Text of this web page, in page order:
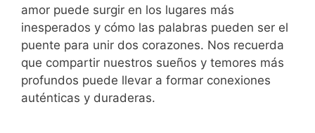
amor puede surgir en los lugares más
inesperados y cómo las palabras pueden ser el
puente para unir dos corazones. Nos recuerda
que compartir nuestros sueños y temores más
profundos puede llevar a formar conexiones
auténticas y duraderas.